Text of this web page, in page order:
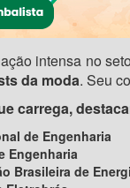
intensa no
da moda. Seu
carrega,
de Engenharia
Engenharia
Brasileira de